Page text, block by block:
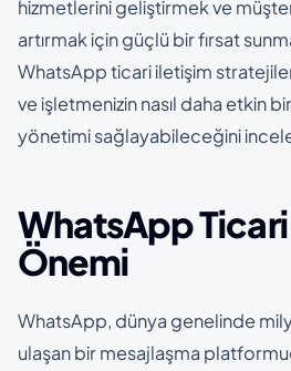
hizmetlerini geliştirmek ve
artırmak için güçlü bir fırsat
WhatsApp ticari iletişim
ve işletmenizin nasıl daha etkin
yönetimi sağlayabileceğini
WhatsApp
Önemi
WhatsApp, dünya genelinde
ulaşan bir mesajlaşma